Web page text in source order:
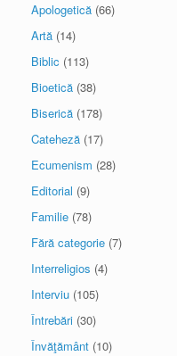
Apologetică (66)
Artă (14)
Biblic (113)
Bioetică (38)
Biserică (178)
Cateheză (17)
Ecumenism (28)
Editorial (9)
Familie (78)
Fără categorie (7)
Interreligios (4)
Interviu (105)
Întrebări (30)
Învăţământ (10)